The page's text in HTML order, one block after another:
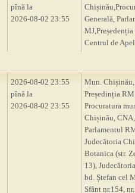
pînă la
2026-08-02 23:55
Generală,
Centrul de Apel
2026-08-02 23:55
pînă la
2026-08-02 23:55
Mun. Chișinău,
Președinția
Procuratura
Chișinău, CNA,
Parlamentul
Judecătoria
Botanica (str.
13),
bd. Ștefan cel
Sfânt nr.154,